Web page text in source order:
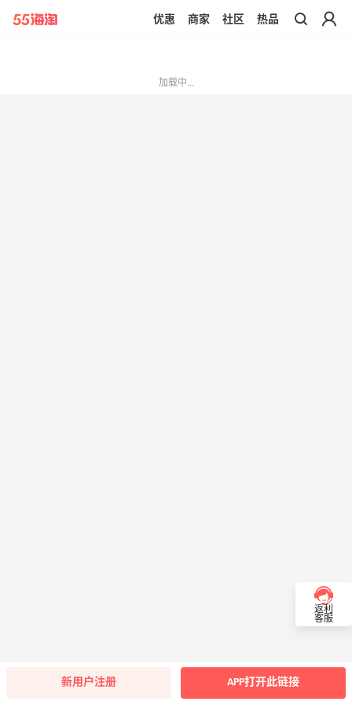
带你去官网买正品
优惠 商家 社区 热品
返利
客服
新用户注册 APP打开此链接